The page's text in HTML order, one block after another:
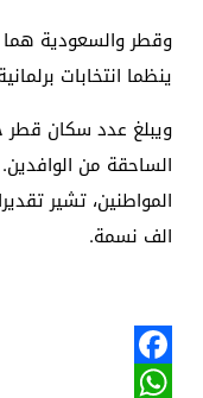
وقطر والسعودية هما
ينظما انتخابات
الساحقة من
المواطنين، تشير
الف نسمة.
Facebook